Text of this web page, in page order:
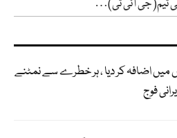
ٹیم( جی آئی ٹی)…
اضافہ کر دیا ، ہر خطرے سے نمٹنے
فوج